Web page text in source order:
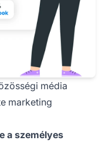
média
marketing
a személyes